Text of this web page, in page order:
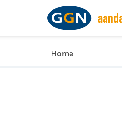
Home